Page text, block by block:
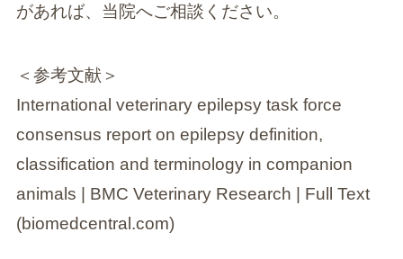
があれば、当院へご相談ください。
＜参考文献＞
International veterinary epilepsy task force
consensus report on epilepsy definition,
classification and terminology in companion
animals | BMC Veterinary Research | Full Text
(biomedcentral.com)